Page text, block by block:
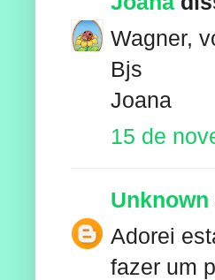
Wagner,
Bjs
Joana
15 de
Unknown
Adorei
fazer um